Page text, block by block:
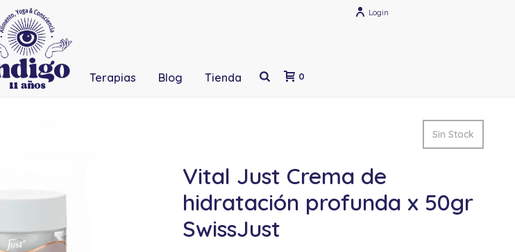
Login
Terapias Blog Tienda 0
Sin Stock
Vital Just Crema de
hidratación profunda x 50gr
SwissJust